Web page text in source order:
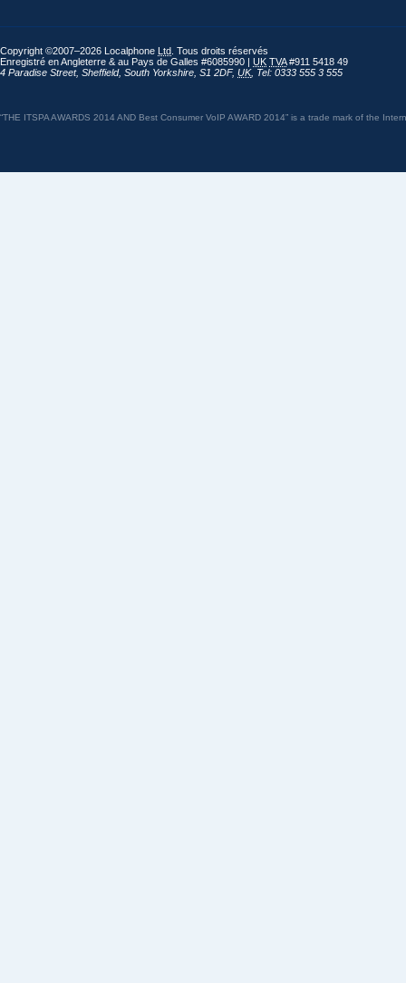
Copyright ©2007–2026 Localphone Ltd . Tous droits réservés
Enregistré en Angleterre & au Pays de Galles #6085990 | UK TVA#911 5418 49
4 Paradise Street, Sheffield, South Yorkshire S1 2DF, UK, Tel: 0333 555 3 555
“THE ITSPA AWARDS 2014 AND Best Consumer VoIP AWARD 2014” is a trade mark of the